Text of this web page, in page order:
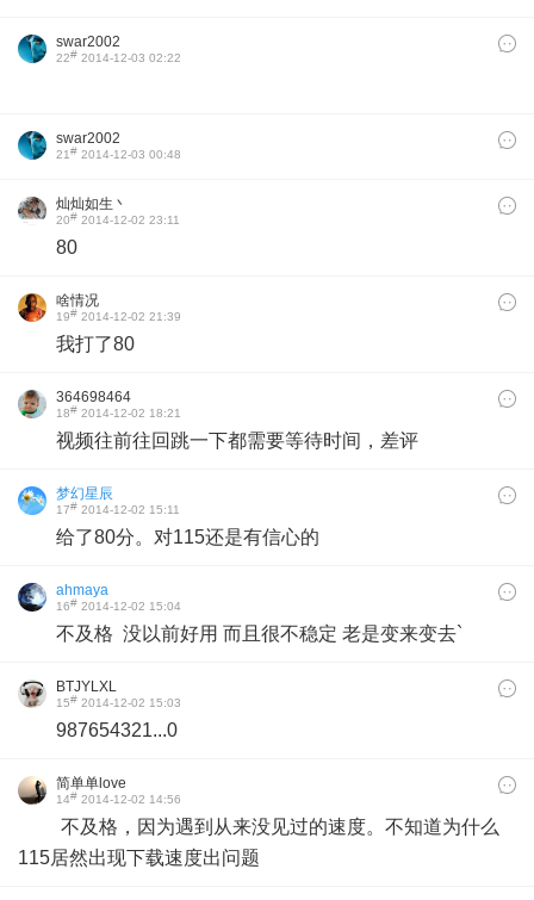
swar2002
22# 2014-12-03 02:22
swar2002
21# 2014-12-03 00:48
灿灿如生丶
20# 2014-12-02 23:11
80
啥情况
19# 2014-12-02 21:39
我打了80
364698464
18# 2014-12-02 18:21
视频往前往回跳一下都需要等待时间，差评
梦幻星辰
17# 2014-12-02 15:11
给了80分。对115还是有信心的
ahmaya
16# 2014-12-02 15:04
不及格 没以前好用 而且很不稳定 老是变来变去`
BTJYLXL
15# 2014-12-02 15:03
987654321...0
简单单love
14# 2014-12-02 14:56
不及格，因为遇到从来没见过的速度。不知道为什么
115居然出现下载速度出问题